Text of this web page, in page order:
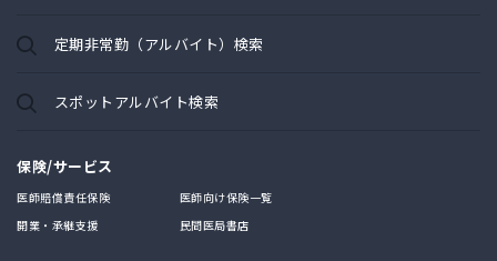
定期非常勤（アルバイト）検索
スポットアルバイト検索
保険/サービス
医師賠償責任保険
医師向け保険一覧
開業・承継支援
民間医局書店